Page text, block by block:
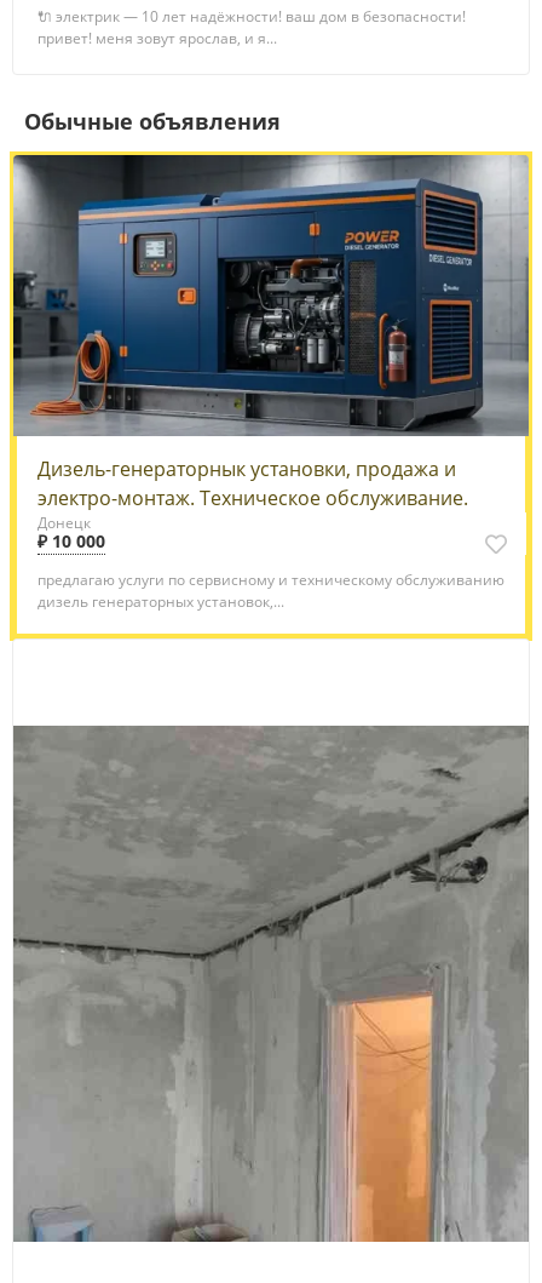
🔌 электрик — 10 лет надёжности! ваш дом в безопасности!
привет! меня зовут ярослав, и я...
Обычные объявления
Дизель-генераторнык установки, продажа и
электро-монтаж. Техническое обслуживание.
Донецк
₽ 10 000
предлагаю услуги по сервисному и техническому обслуживанию
дизель генераторных установок,...